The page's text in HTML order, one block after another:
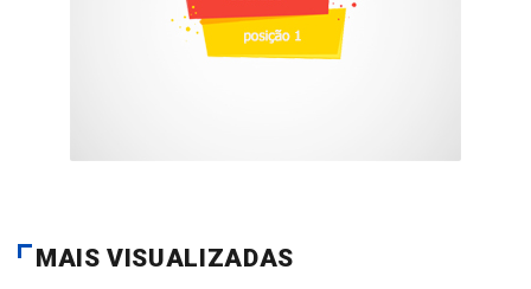
MAIS VISUALIZADAS